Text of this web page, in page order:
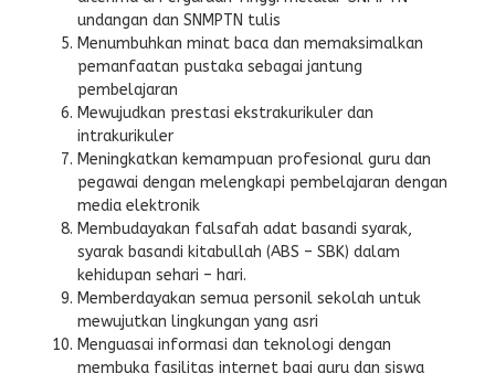
undangan dan SNMPTN tulis
Menumbuhkan minat baca dan memaksimalkan
pemanfaatan pustaka sebagai jantung
pembelajaran
Mewujudkan prestasi ekstrakurikuler dan
intrakurikuler
Meningkatkan kemampuan profesional guru dan
pegawai dengan melengkapi pembelajaran dengan
media elektronik
Membudayakan falsafah adat basandi syarak,
syarak basandi kitabullah (ABS – SBK) dalam
kehidupan sehari – hari.
Memberdayakan semua personil sekolah untuk
mewujutkan lingkungan yang asri
Menguasai informasi dan teknologi dengan
membuka fasilitas internet bagi guru dan siswa